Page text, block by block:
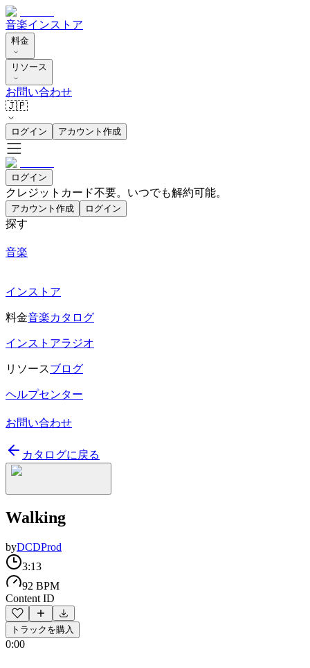
音楽インストア
料金
リソース
お問い合わせ
🇯🇵
ログイン アカウント作成
ログイン
クレジットカード不要。いつでも解約可能。
アカウント作成 ログイン
探す
音楽
インストア
料金音楽カタログ
インストアラジオ
リソースブログ
ヘルプセンター
お問い合わせ
カタログに戻る
Walking
byDCDProd
3:13
92 BPM
Content ID
トラックを購入
0:00